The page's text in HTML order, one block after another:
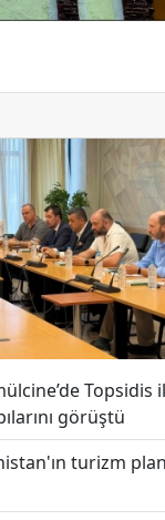
Topsidis
görüştü
turizm